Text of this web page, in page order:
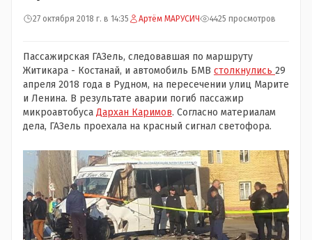
27 октября 2018 г. в 14:35 Артём МАРУСИЧ 4425 просмотров
Пассажирская ГАЗель, следовавшая по маршруту
Житикара - Костанай, и автомобиль БМВ столкнулись 29
апреля 2018 года в Рудном, на пересечении улиц Марите
и Ленина. В результате аварии погиб пассажир
микроавтобуса Дархан Каримов. Согласно материалам
дела, ГАЗель проехала на красный сигнал светофора.